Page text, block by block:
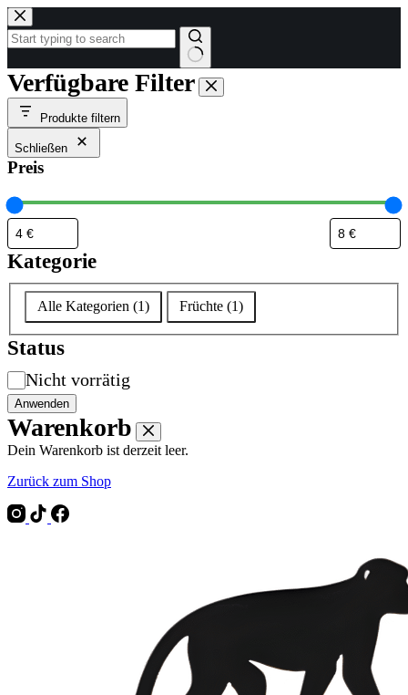
Zum
Inhalt
springen
Keine
Ergebnisse
Verfügbare Filter
Produkte filtern
Schließen
Preis
Kategorie
Kategorie
Alle Kategorien (1) Früchte (1)
Status
Verfügbarkeit
Nicht vorrätig
Anwenden
Warenkorb
Dein Warenkorb ist derzeit leer.
Zurück zum Shop